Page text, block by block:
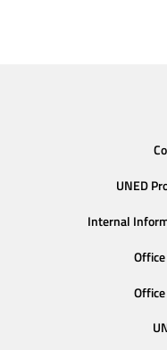
UNED
Internal